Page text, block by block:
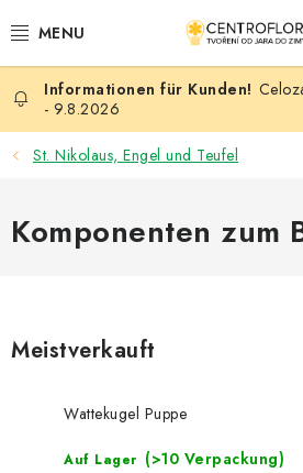
Inhalt
SAISONALE KREATION
HÖLZERNE PRODUKTE
- 9.8.2026
St. Nikolaus, Engel und Teufel
Komponenten zum
Meistverkauft
Wattekugel Puppe
Auf Lager (>10 Verpackung)